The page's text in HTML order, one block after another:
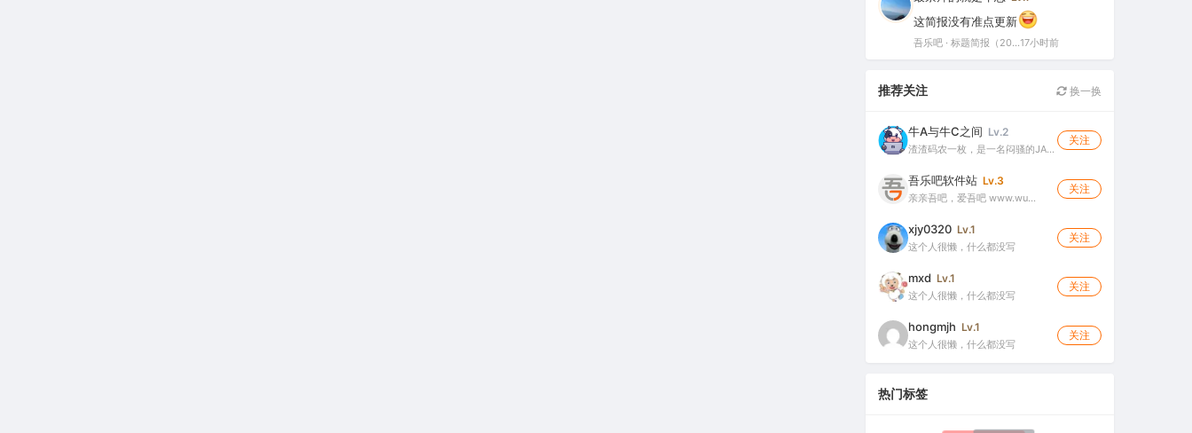
这简报没有准点更新
吾乐吧 · 标题简报（2026-08-06）17小时前
推荐关注 换一换
牛A与牛C之间 Lv.2
渣渣码农一枚，是一名闷骚的JA…
关注
吾乐吧软件站 Lv.3
亲亲吾吧，爱吾吧 www.wu…
关注
xjy0320 Lv.1
这个人很懒，什么都没写
关注
mxd Lv.1
这个人很懒，什么都没写
关注
hongmjh Lv.1
这个人很懒，什么都没写
关注
热门标签